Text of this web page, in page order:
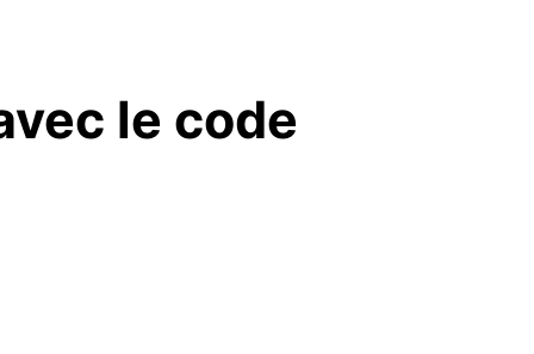
le code